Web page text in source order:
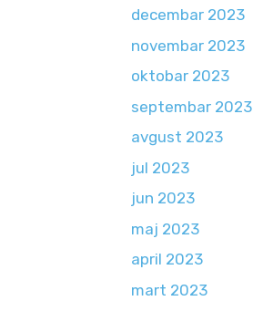
decembar 2023
novembar 2023
oktobar 2023
septembar 2023
avgust 2023
jul 2023
jun 2023
maj 2023
april 2023
mart 2023